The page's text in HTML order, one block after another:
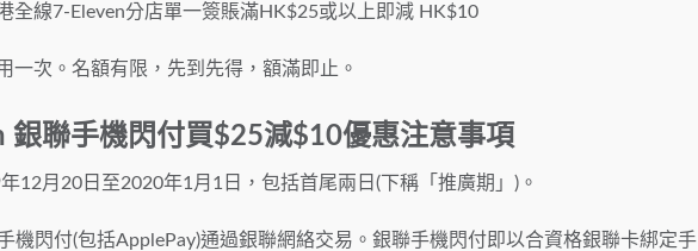
全線7-Eleven分店單一簽賬滿HK$25或以上即減 HK$10
一次。名額有限，先到先得，額滿即止。
銀聯手機閃付買$25減$10優惠注意事項
12月20日至2020年1月1日，包括首尾兩日(下稱「推廣期」)。
機閃付(包括ApplePay)通過銀聯網絡交易。銀聯手機閃付即以合資格銀聯卡綁定手